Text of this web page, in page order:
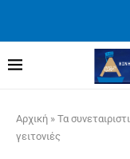
Αρχική » Τα
γειτονιές